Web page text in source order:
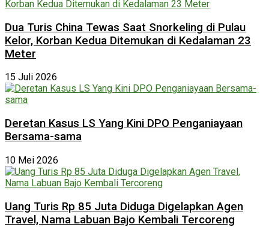
Dua Turis China Tewas Saat Snorkeling di Pulau
Kelor, Korban Kedua Ditemukan di Kedalaman 23
Meter
15 Juli 2026
Deretan Kasus LS Yang Kini DPO Penganiayaan
Bersama-sama
10 Mei 2026
Uang Turis Rp 85 Juta Diduga Digelapkan Agen
Travel, Nama Labuan Bajo Kembali Tercoreng